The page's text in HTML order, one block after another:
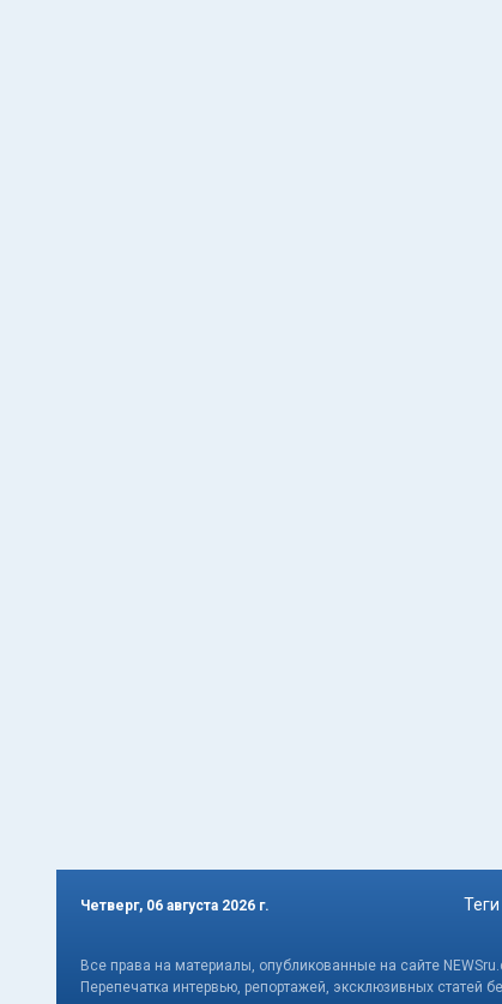
Четверг, 06 августа 2026 г. Теги
Все права на материалы, опубликованные на сайте
Перепечатка интервью, репортажей, эксклюзивных статей